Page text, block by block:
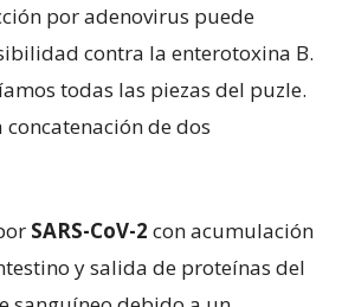
por adenovirus puede
contra la enterotoxina B.
todas las piezas del puzle.
de dos
SARS-CoV-2 con acumulación
y salida de proteínas del